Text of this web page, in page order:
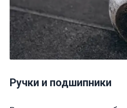
Ручки и подшипники